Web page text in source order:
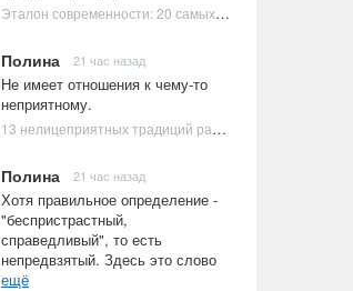
Эталон современности: 20 самых красивых и привлекательных актрис Голливуда, по мнению Google | Ультрамарин
Полина 21 час назад
Не имеет отношения к чему-то
неприятному.
13 нелицеприятных традиций разных стран, которые могут шокировать неподготовленного человека
Полина 21 час назад
Хотя правильное определение -
"беспристрастный,
справедливый", то есть
непредвзятый. Здесь это слово
ещё